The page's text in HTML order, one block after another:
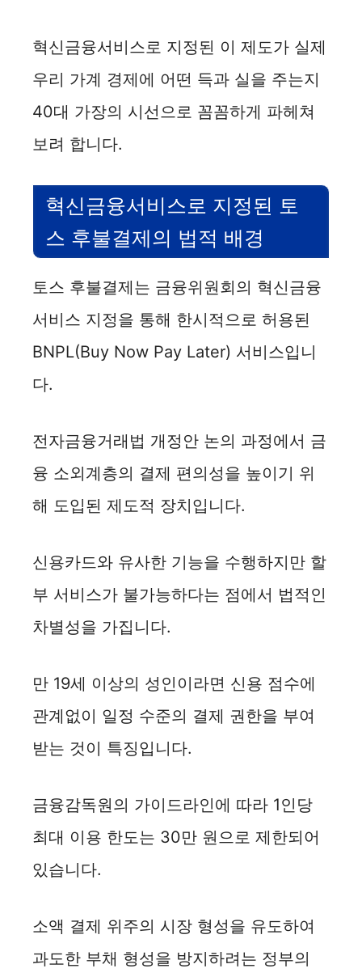
혁신금융서비스로 지정된 이 제도가 실제
우리 가계 경제에 어떤 득과 실을 주는지
40대 가장의 시선으로 꼼꼼하게 파헤쳐
보려 합니다.
혁신금융서비스로 지정된 토
스 후불결제의 법적 배경
토스 후불결제는 금융위원회의 혁신금융
서비스 지정을 통해 한시적으로 허용된
BNPL(Buy Now Pay Later) 서비스입니
다.
전자금융거래법 개정안 논의 과정에서 금
융 소외계층의 결제 편의성을 높이기 위
해 도입된 제도적 장치입니다.
신용카드와 유사한 기능을 수행하지만 할
부 서비스가 불가능하다는 점에서 법적인
차별성을 가집니다.
만 19세 이상의 성인이라면 신용 점수에
관계없이 일정 수준의 결제 권한을 부여
받는 것이 특징입니다.
금융감독원의 가이드라인에 따라 1인당
최대 이용 한도는 30만 원으로 제한되어
있습니다.
소액 결제 위주의 시장 형성을 유도하여
과도한 부채 형성을 방지하려는 정부의